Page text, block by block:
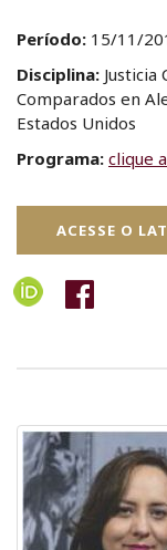
Período: 15/11/
Disciplina: Justicia
Comparados en
Estados Unidos
Programa: clique
ACESSE O